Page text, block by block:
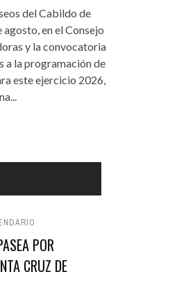
del Cabildo de
en el Consejo
y la convocatoria
a la programación de
este ejercicio 2026,
POR
CRUZ DE